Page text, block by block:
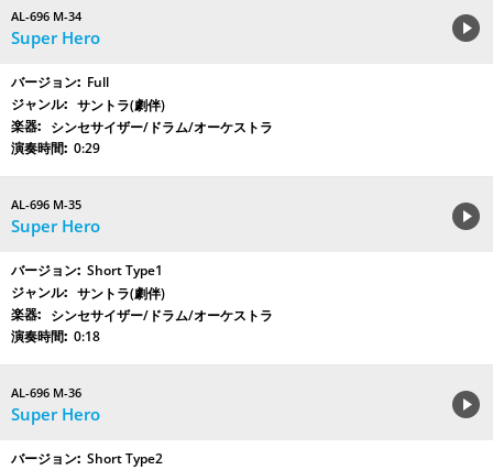
AL-696 M-34
Super Hero
Full
サントラ(劇伴)
シンセサイザー/ドラム/オーケストラ
0:29
AL-696 M-35
Super Hero
Short Type1
サントラ(劇伴)
シンセサイザー/ドラム/オーケストラ
0:18
AL-696 M-36
Super Hero
Short Type2